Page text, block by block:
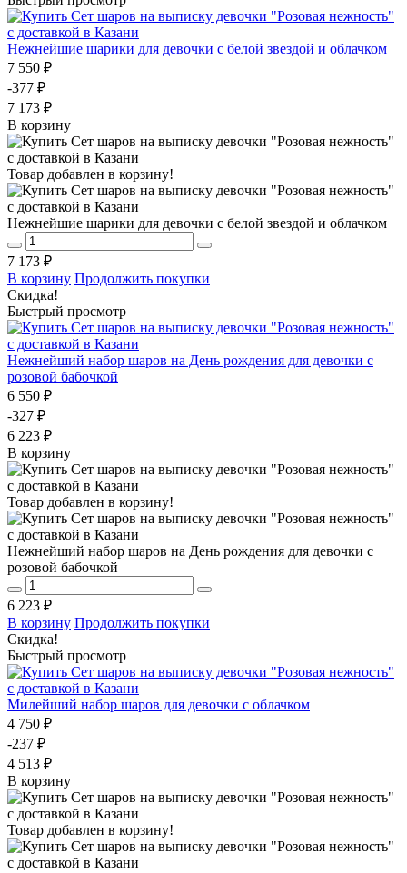
Нежнейшие шарики для девочки с белой звездой и облачком
7 550 ₽
-377 ₽
7 173 ₽
В корзину
Товар добавлен в корзину!
Нежнейшие шарики для девочки с белой звездой и облачком
7 173 ₽
В корзину Продолжить покупки
Скидка!
Быстрый просмотр
Нежнейший набор шаров на День рождения для девочки с
розовой бабочкой
6 550 ₽
-327 ₽
6 223 ₽
В корзину
Товар добавлен в корзину!
Нежнейший набор шаров на День рождения для девочки с
розовой бабочкой
6 223 ₽
В корзину Продолжить покупки
Скидка!
Быстрый просмотр
Милейший набор шаров для девочки с облачком
4 750 ₽
-237 ₽
4 513 ₽
В корзину
Товар добавлен в корзину!